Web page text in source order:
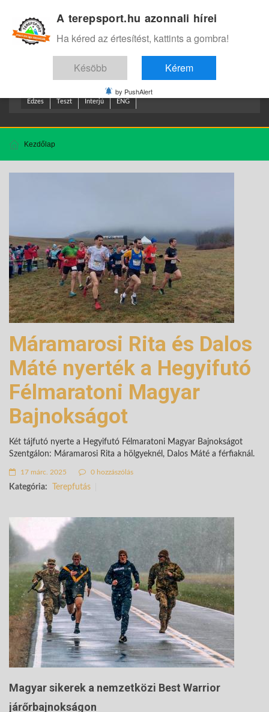
Edzes Teszt Interjú ENG
Kezdőlap
Máramarosi Rita és Dalos
Máté nyerték a Hegyifutó
Félmaratoni Magyar
Bajnokságot
Két tájfutó nyerte a Hegyifutó Félmaratoni Magyar Bajnokságot
Szentgálon: Máramarosi Rita a hölgyeknél, Dalos Máté a férfiaknál.
17 márc. 2025 0 hozzászólás
Kategória: Terepfutás
Magyar sikerek a nemzetközi Best Warrior
járőrbajnokságon
A terepsport.hu azonnali hírei
Ha kéred az értesítést, kattints a gombra!
Késöbb Kérem
by PushAlert